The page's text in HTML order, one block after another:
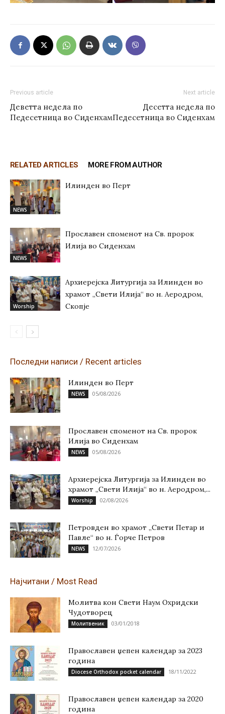
Previous article
Деветта недела по
Педесетница во Сиденхам
Next article
Десетта недела по
Педесетница во Сиденхам
RELATED ARTICLES MORE FROM AUTHOR
NEWS
Илинден во Перт
NEWS
Прославен споменот на Св. пророк
Илија во Сиденхам
Worship
Архиерејска Литургија за Илинден во
храмот „Свети Илија“ во н. Аеродром,
Скопје
Последни написи / Recent articles
Илинден во Перт
NEWS 05/08/2026
Прославен споменот на Св. пророк
Илија во Сиденхам
NEWS 05/08/2026
Архиерејска Литургија за Илинден во
храмот „Свети Илија“ во н. Аеродром,...
Worship 02/08/2026
Петровден во храмот „Свети Петар и
Павле“ во н. Ѓорче Петров
NEWS 12/07/2026
Најчитани / Most Read
Молитва кон Свети Наум Охридски
Чудотворец
Молитвеник 03/01/2018
Православен џепен календар за 2023
година
Diocese Orthodox pocket calendar 18/11/2022
Православен џепен календар за 2020
година